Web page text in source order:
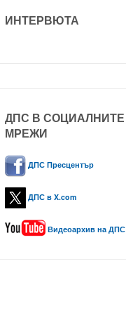
ИНТЕРВЮТА
ДПС В СОЦИАЛНИТЕ
МРЕЖИ
ДПС Пресцентър
ДПС в X.com
Видеоархив на ДПС